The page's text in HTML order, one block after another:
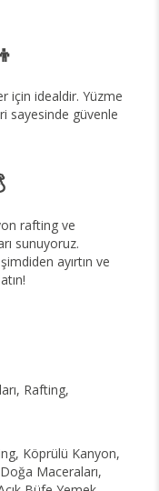
için idealdir. Yüzme
sayesinde güvenle
rafting ve
sunuyoruz.
ayırtın ve
Rafting,
Köprülü Kanyon,
Maceraları,